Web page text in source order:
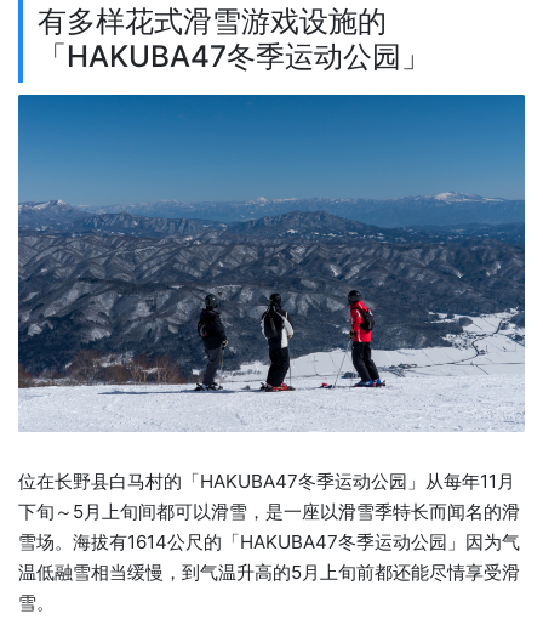
有多样花式滑雪游戏设施的
「HAKUBA47冬季运动公园」
位在长野县白马村的「HAKUBA47冬季运动公园」从每年11月
下旬～5月上旬间都可以滑雪，是一座以滑雪季特长而闻名的滑
雪场。海拔有1614公尺的「HAKUBA47冬季运动公园」因为气
温低融雪相当缓慢，到气温升高的5月上旬前都还能尽情享受滑
雪。